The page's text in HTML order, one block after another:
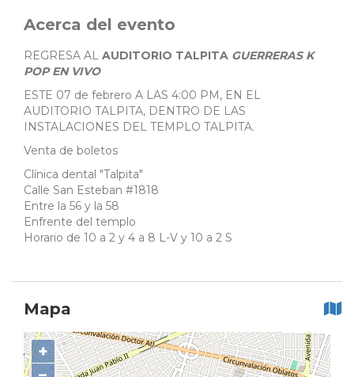
Acerca del evento
REGRESA AL AUDITORIO TALPITA GUERRERAS K
POP EN VIVO
ESTE 07 de febrero A LAS 4:00 PM, EN EL
AUDITORIO TALPITA, DENTRO DE LAS
INSTALACIONES DEL TEMPLO TALPITA.
Venta de boletos
Clínica dental "Talpita"
Calle San Esteban #1818
Entre la 56 y la 58
Enfrente del templo
Horario de 10 a 2 y 4 a 8 L-V y 10 a 2 S
Mapa
+